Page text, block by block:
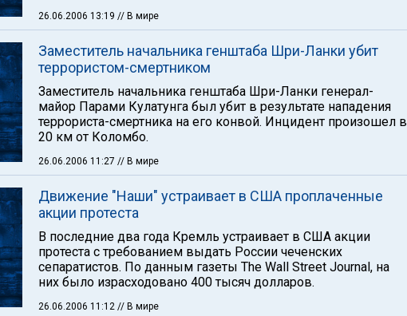
26.06.2006 13:19 // В мире
Заместитель начальника генштаба Шри-Ланки убит
террористом-смертником
Заместитель начальника генштаба Шри-Ланки генерал-
майор Парами Кулатунга был убит в результате нападения
террориста-смертника на его конвой. Инцидент произошел в
20 км от Коломбо.
26.06.2006 11:27 // В мире
Движение "Наши" устраивает в США проплаченные
акции протеста
В последние два года Кремль устраивает в США акции
протеста с требованием выдать России чеченских
сепаратистов. По данным газеты The Wall Street Journal, на
них было израсходовано 400 тысяч долларов.
26.06.2006 11:12 // В мире